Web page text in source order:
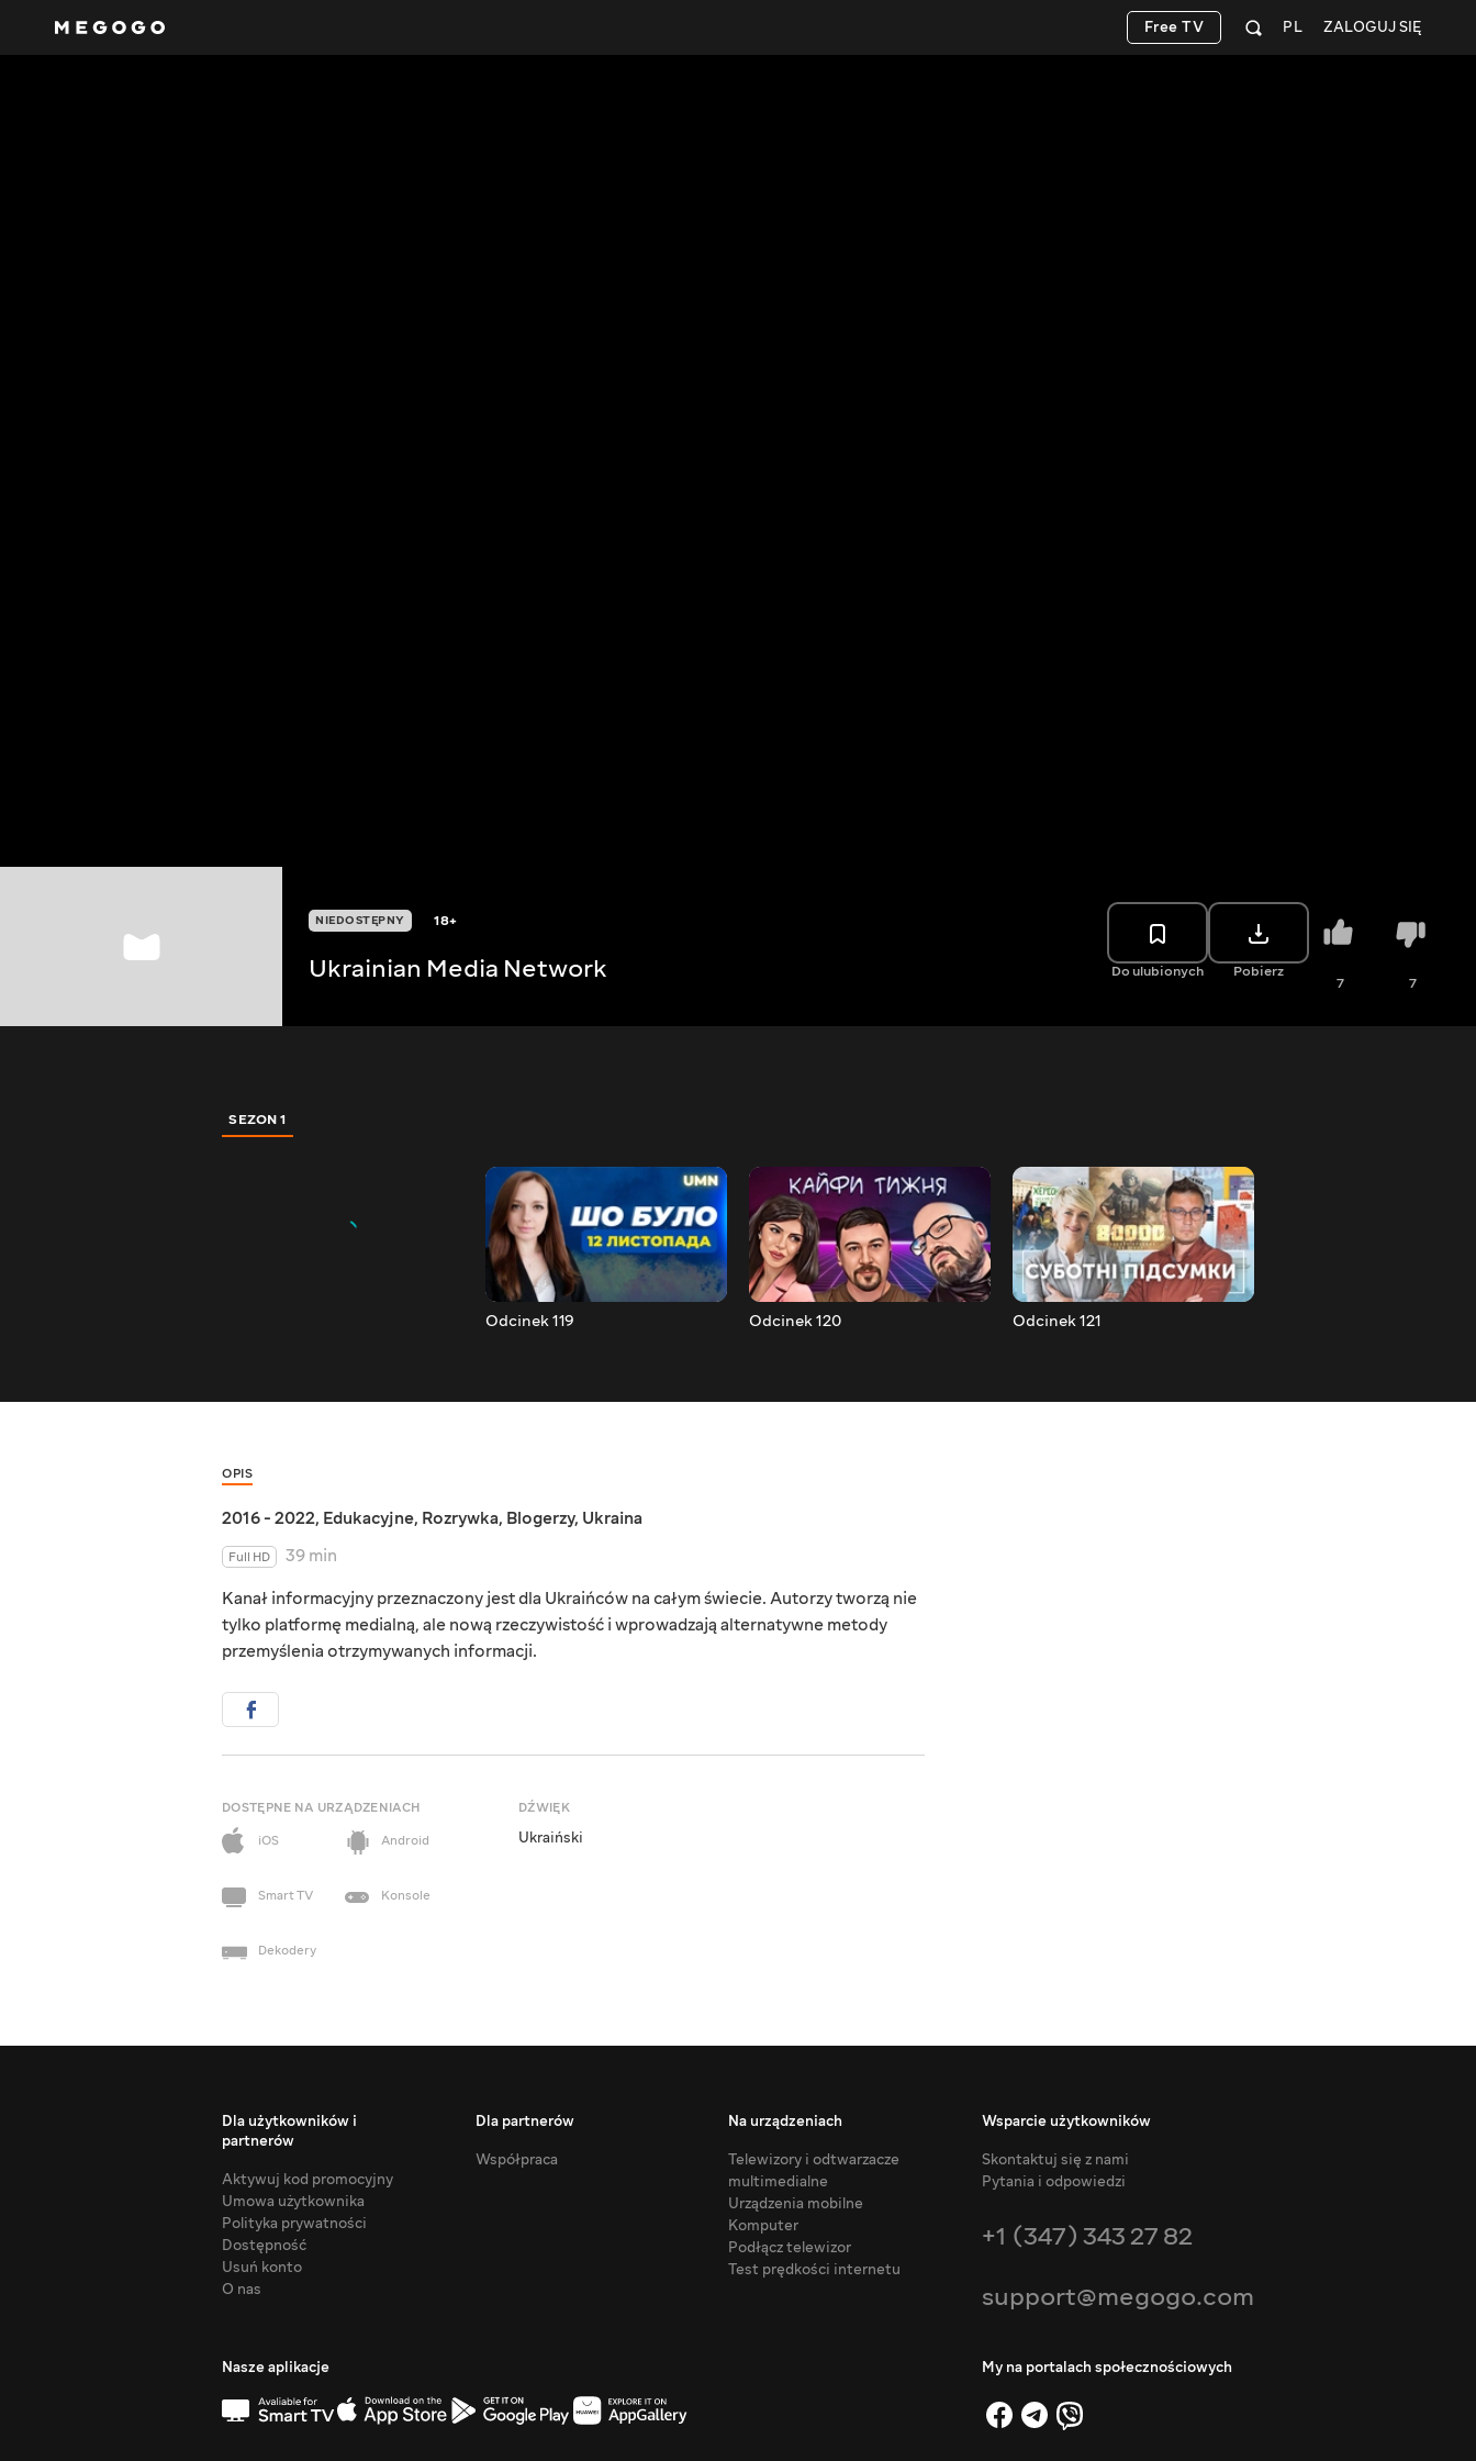
ZALOGUJ SIĘ
PL
Free TV
NIEDOSTĘPNY 18+
Ukrainian Media Network Do ulubionych Pobierz
7 7
SEZON 1
Odcinek 119 Odcinek 120 Odcinek 121
OPIS
2016 - 2022, Edukacyjne, Rozrywka, Blogerzy, Ukraina
Full HD
39 min
Kanał informacyjny przeznaczony jest dla Ukraińców na całym świecie. Autorzy tworzą nie
tylko platformę medialną, ale nową rzeczywistość i wprowadzają alternatywne metody
przemyślenia otrzymywanych informacji.
DOSTĘPNE NA URZĄDZENIACH
iOS
Android
Smart TV Konsole
Dekodery
DŹWIĘK
Ukraiński
Dla użytkowników i
partnerów
Aktywuj kod promocyjny
Umowa użytkownika
Polityka prywatności
Dostępność
Usuń konto
O nas
Dla partnerów
Współpraca
Na urządzeniach
Telewizory i odtwarzacze
multimedialne
Urządzenia mobilne
Komputer
Podłącz telewizor
Test prędkości internetu
Wsparcie użytkowników
Skontaktuj się z nami
Pytania i odpowiedzi
+1 (347) 343 27 82
support@megogo.com
Nasze aplikacje My na portalach społecznościowych